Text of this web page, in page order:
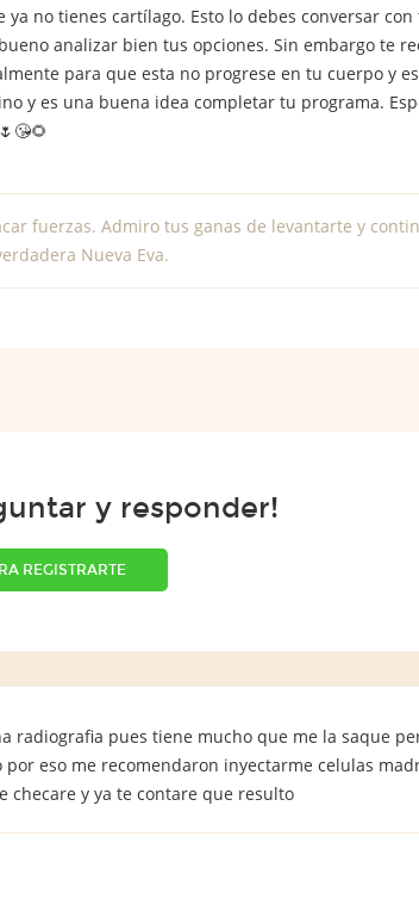
no tienes cartílago. Esto lo debes conversar
analizar bien tus opciones. Sin embargo te
para que esta no progrese en tu cuerpo y
y es una buena idea completar tu programa.
fuerzas. Admiro tus ganas de levantarte y
Nueva Eva.
y responder!
REGISTRARTE
radiografia pues tiene mucho que me la saque
eso me recomendaron inyectarme celulas
checare y ya te contare que resulto